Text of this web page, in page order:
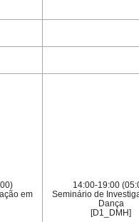
em
14:00-19:00
Seminário de
Dança
[D1_DMH]